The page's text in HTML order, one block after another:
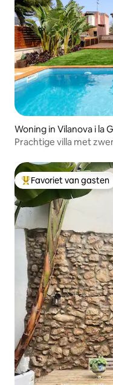
Woning in Vilanova i la
Prachtige villa met
Topfavoriet van gasten
Favoriet van gasten